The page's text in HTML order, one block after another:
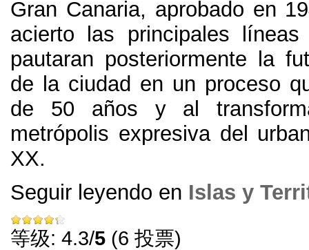
Gran Canaria, aprobado en
acierto las principales
pautaran posteriormente la
de la ciudad en un proceso
de 50 años y al
metrópolis expresiva del
XX.
Seguir leyendo en Islas y
等级: 4.3/5 (6 投票)